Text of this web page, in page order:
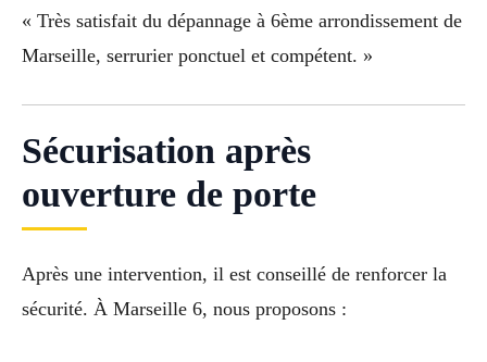
« Très satisfait du dépannage à 6ème arrondissement de
Marseille, serrurier ponctuel et compétent. »
Sécurisation après
ouverture de porte
Après une intervention, il est conseillé de renforcer la
sécurité. À Marseille 6, nous proposons :